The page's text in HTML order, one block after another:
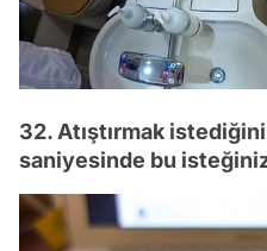
32. Atıştırmak
saniyesinde bu